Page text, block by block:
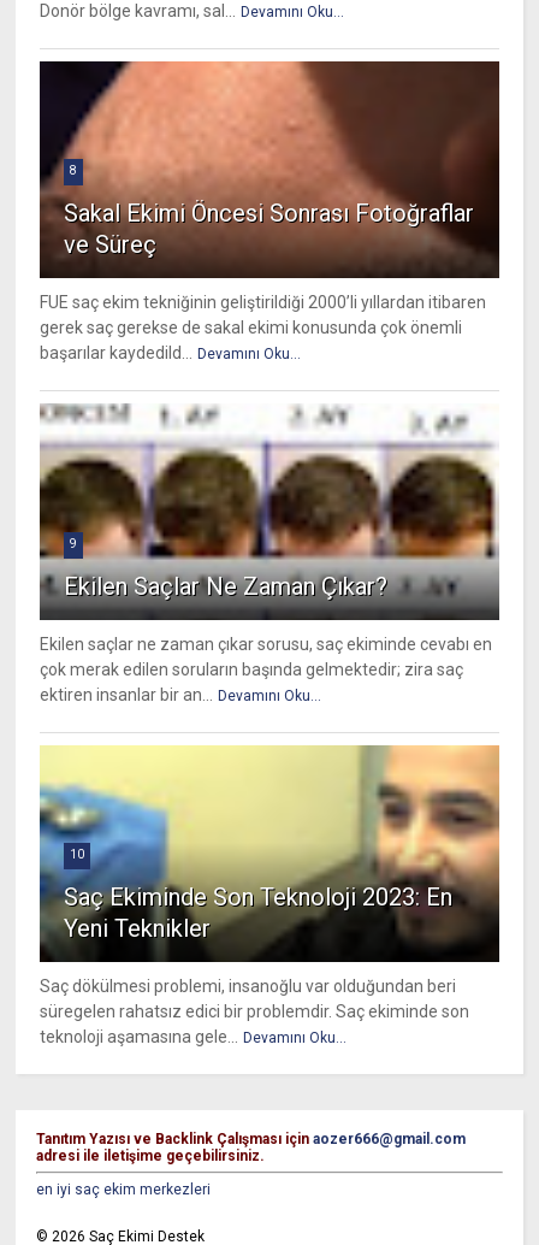
Donör bölge kavramı, sal... Devamını Oku...
8
Sakal Ekimi Öncesi Sonrası Fotoğraflar
ve Süreç
FUE saç ekim tekniğinin geliştirildiği 2000’li yıllardan itibaren
gerek saç gerekse de sakal ekimi konusunda çok önemli
başarılar kaydedild... Devamını Oku...
9
Ekilen Saçlar Ne Zaman Çıkar?
Ekilen saçlar ne zaman çıkar sorusu, saç ekiminde cevabı en
çok merak edilen soruların başında gelmektedir; zira saç
ektiren insanlar bir an... Devamını Oku...
10
Saç Ekiminde Son Teknoloji 2023: En
Yeni Teknikler
Saç dökülmesi problemi, insanoğlu var olduğundan beri
süregelen rahatsız edici bir problemdir. Saç ekiminde son
teknoloji aşamasına gele... Devamını Oku...
Tanıtım Yazısı ve Backlink Çalışması içinaozer666@gmail.com
adresi ile iletişime geçebilirsiniz.
en iyi saç ekim merkezleri
©2026 Saç Ekimi Destek